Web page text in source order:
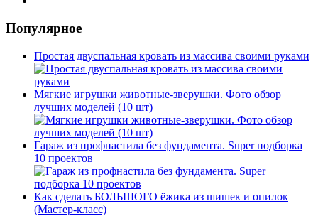
Популярное
Простая двуспальная кровать из массива своими руками
Мягкие игрушки животные-зверушки. Фото обзор
лучших моделей (10 шт)
Гараж из профнастила без фундамента. Super подборка
10 проектов
Как сделать БОЛЬШОГО ёжика из шишек и опилок
(Мастер-класс)